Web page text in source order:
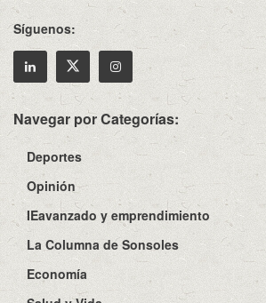
Síguenos:
Navegar por Categorías:
Deportes
Opinión
IEavanzado y emprendimiento
La Columna de Sonsoles
Economía